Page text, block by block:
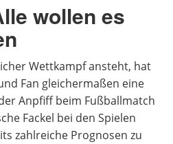
wollen es
Wettkampf ansteht, hat
Fan gleichermaßen eine
Anpfiff beim Fußballmatch
Fackel bei den Spielen
zahlreiche Prognosen zu